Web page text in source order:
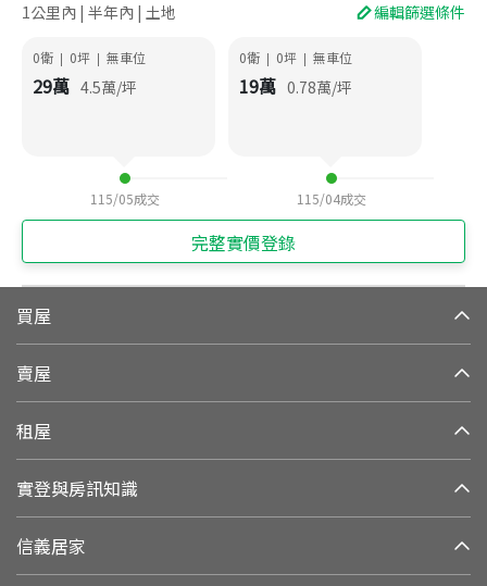
1公里內 | 半年內 | 土地 編輯篩選條件
0衛 | 0坪 | 無車位
29萬 4.5萬/坪
115/05成交
0衛 | 0坪 | 無車位
19萬 0.78萬/坪
115/04成交
完整實價登錄
買屋
賣屋
租屋
實登與房訊知識
信義居家